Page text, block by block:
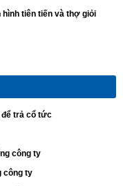
tiên tiến và thợ giỏi
để trả cổ tức
công ty
công ty